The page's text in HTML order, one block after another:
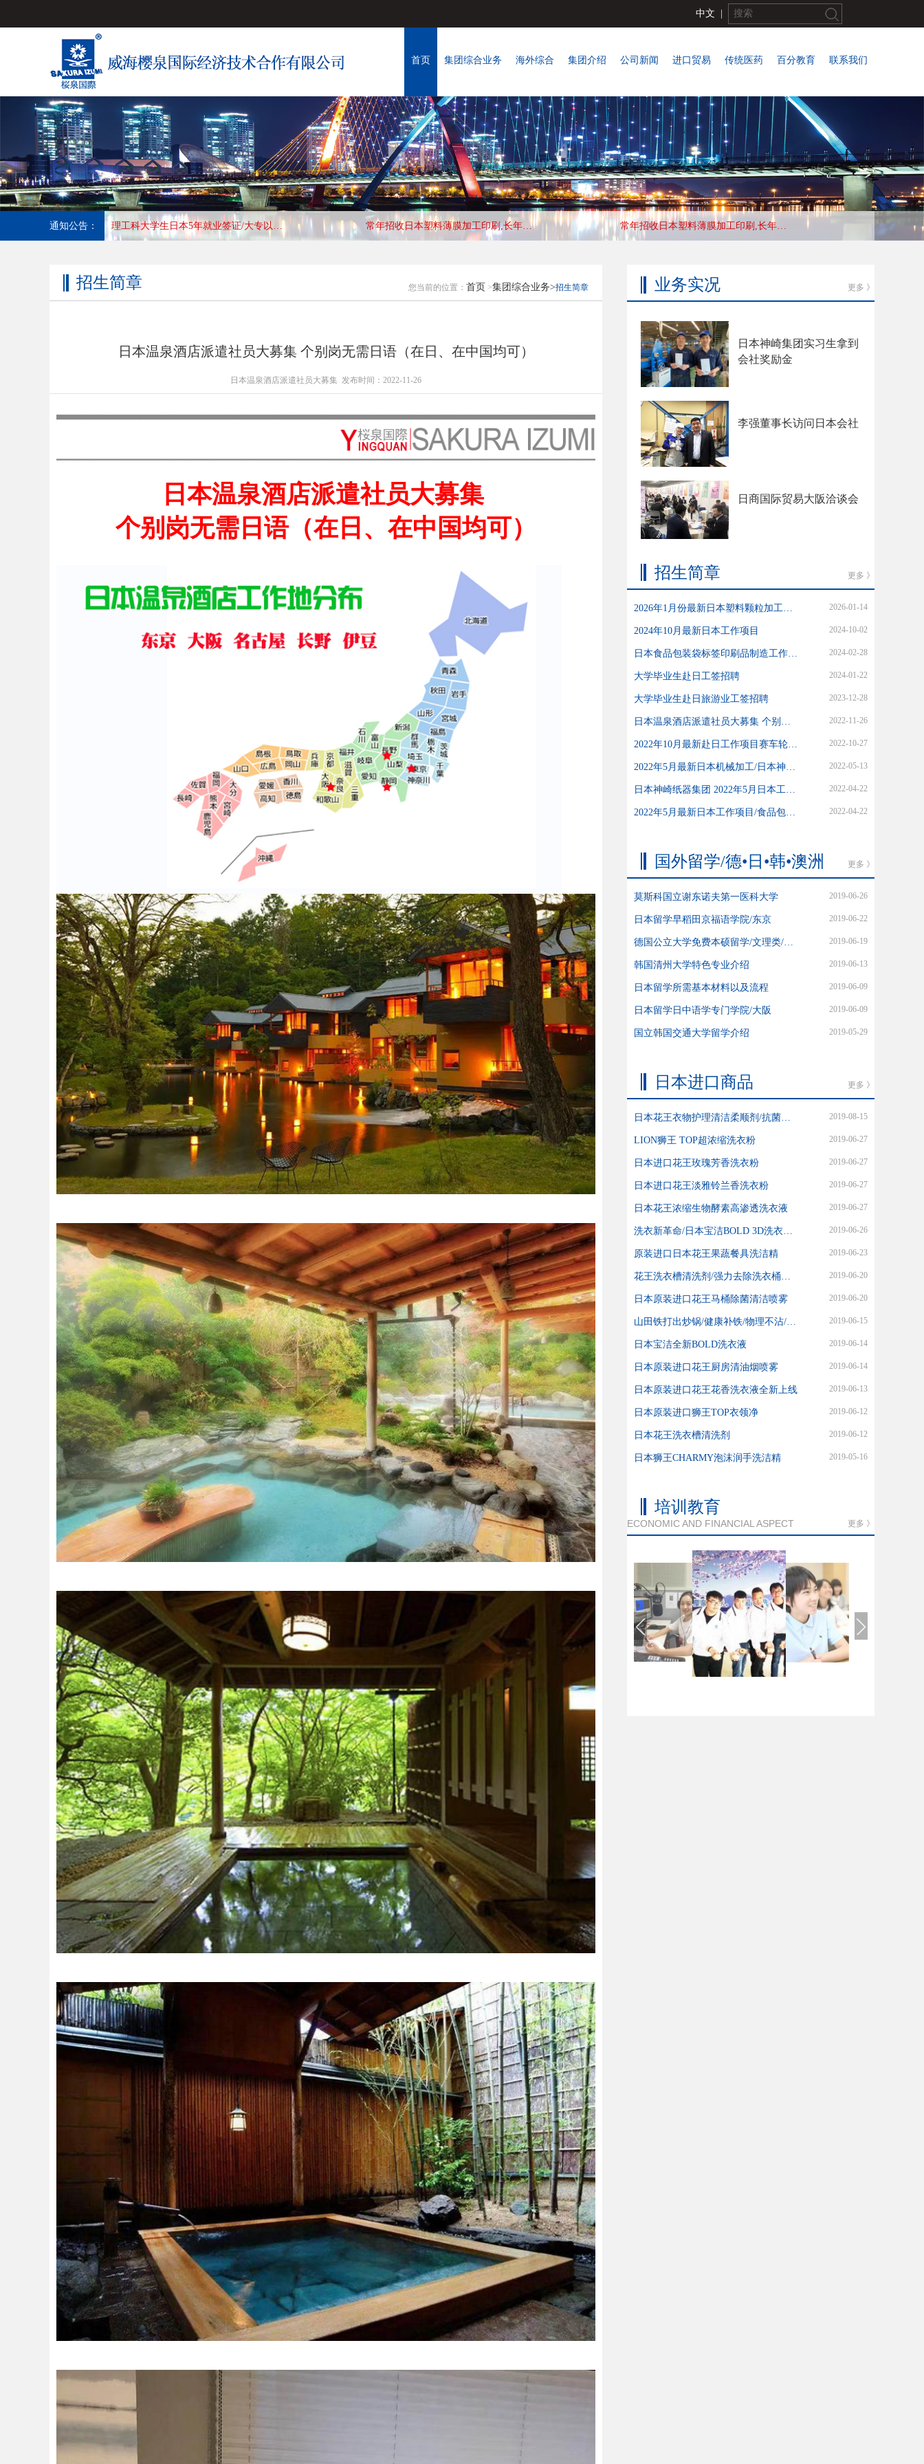
中文
首页 集团综合业务 海外综合 集团介绍 公司新闻 进口贸易 传统医药 百分教育 联系我们
通知公告： 常年招收日本塑料薄膜加工印刷,长年合作优秀会社，收入高，待遇好，工作地:大阪 常年招收日本塑料薄膜加工印刷,长年合作优秀会社，收入高，待遇好，工作地:大阪 常年招收日本塑料薄膜加工印刷,长年合作优秀会社，收入高，待遇好，工作地:大阪
招生简章 您当前的位置： 首页 >集团综合业务>招生简章
日本温泉酒店派遣社员大募集 个别岗无需日语（在日、在中国均可）
日本温泉酒店派遣社员大募集 发布时间：2022-11-26
日本温泉酒店派遣社员大募集
个别岗无需日语（在日、在中国均可）
业务实况 更多 》
日本神崎集团实习生拿到
会社奖励金
李强董事长访问日本会社
日商国际贸易大阪洽谈会
招生简章 更多 》
2026-01-14
2024年10月最新日本工作项目 2024-10-02
2024-02-28
大学毕业生赴日工签招聘 2024-01-22
大学毕业生赴日旅游业工签招聘 2023-12-28
2022-11-26
2022-10-27
2022-05-13
2022-04-22
2022-04-22
国外留学/德•日•韩•澳洲 更多 》
莫斯科国立谢东诺夫第一医科大学 2019-06-26
日本留学早稻田京福语学院/东京 2019-06-22
2019-06-19
韩国清州大学特色专业介绍 2019-06-13
日本留学所需基本材料以及流程 2019-06-09
日本留学日中语学专门学院/大阪 2019-06-09
国立韩国交通大学留学介绍 2019-05-29
日本进口商品 更多 》
2019-08-15
LION狮王 TOP超浓缩洗衣粉 2019-06-27
日本进口花王玫瑰芳香洗衣粉 2019-06-27
日本进口花王淡雅铃兰香洗衣粉 2019-06-27
日本花王浓缩生物酵素高渗透洗衣液 2019-06-27
2019-06-26
原装进口日本花王果蔬餐具洗洁精 2019-06-23
2019-06-20
日本原装进口花王马桶除菌清洁喷雾 2019-06-20
2019-06-15
日本宝洁全新BOLD洗衣液 2019-06-14
日本原装进口花王厨房清油烟喷雾 2019-06-14
日本原装进口花王花香洗衣液全新上线 2019-06-13
日本原装进口狮王TOP衣领净 2019-06-12
日本花王洗衣槽清洗剂 2019-06-12
日本狮王CHARMY泡沫润手洗洁精 2019-05-16
培训教育
ECONOMIC AND FINANCIAL ASPECT 更多 》